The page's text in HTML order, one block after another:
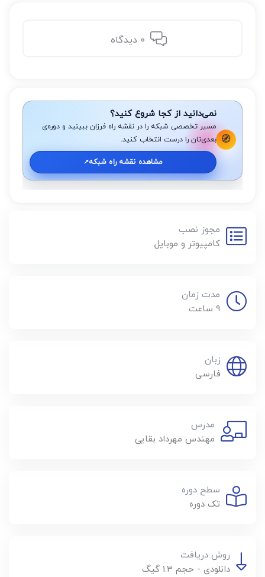
🧭
نمی‌دانید از کجا شروع کنید؟
مسیر تخصصی شبکه را در نقشه راه فرزان ببینید و دوره‌ی
بعدی‌تان را درست انتخاب کنید.
مشاهده نقشه راه شبکه↗️
مجوز نصب
کامپیوتر و موبایل
مدت زمان
9 ساعت
زبان
فارسی
مدرس
مهندس مهرداد بقایی
سطح دوره
تک دوره
روش دریافت
دانلودی - حجم 1.3 گیگ